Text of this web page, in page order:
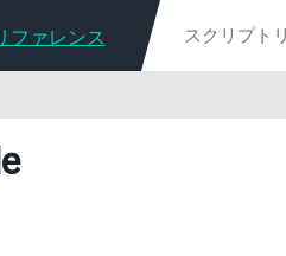
ファレンス